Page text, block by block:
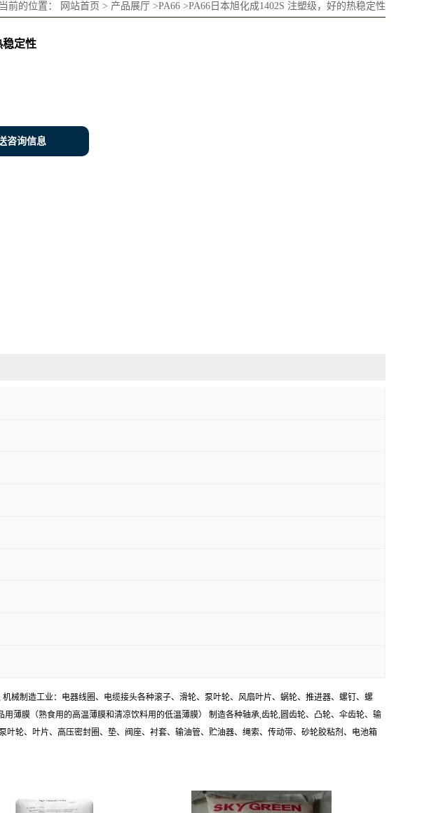
前的位置： 网站首页 > 产品展厅 >PA66 >PA66日本旭化成1402S 注塑级，好的热稳定性
稳定性
咨询信息
械制造工业：电器线圈、电缆接头各种滚子、滑轮、泵叶轮、风扇叶片、蜗轮、推进器、螺钉、螺
薄膜（熟食用的高温薄膜和清凉饮料用的低温薄膜） 制造各种轴承,齿轮,圆齿轮、凸轮、伞齿轮、输
轮、叶片、高压密封圈、垫、阀座、衬套、输油管、贮油器、绳索、传动带、砂轮胶粘剂、电池箱